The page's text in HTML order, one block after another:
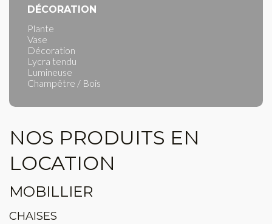
DÉCORATION
Plante
Vase
Décoration
Lycra tendu
Lumineuse
Champêtre / Bois
NOS PRODUITS EN
LOCATION
MOBILLIER
CHAISES